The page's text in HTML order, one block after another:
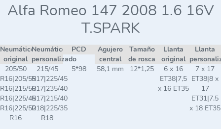
Alfa Romeo 147 2008 1.6 16V
T.SPARK
Neumático
original
Neumático
personalizado
PCD
Agujero
central
Tamaño
de rosca
Llanta
original
Llanta
205/50
R16|205/55
R16|215/50
R16|225/45
R16|225/50
R16
215/45
R17|225/45
R17|235/40
R17|215/40
R18|225/35
R18
5*98 58,1 mm 12*1,25
6 x 16
ET38|7,5
x 16 ET35
7 x 17
ET38|8 x
17
ET31|7,5
x 18 ET35